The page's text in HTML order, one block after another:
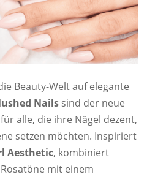
Beauty-Welt auf elegante
Nailssind der neue
alle, die ihre Nägel dezent,
setzen möchten. Inspiriert
Aesthetic, kombiniert
mit einem